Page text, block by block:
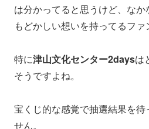
は分かってると思うけど、な
もどかしい想いを持ってるファ
特に津山文化センター2daysは
そうですよね。
宝くじ的な感覚で抽選結果を待
せん。